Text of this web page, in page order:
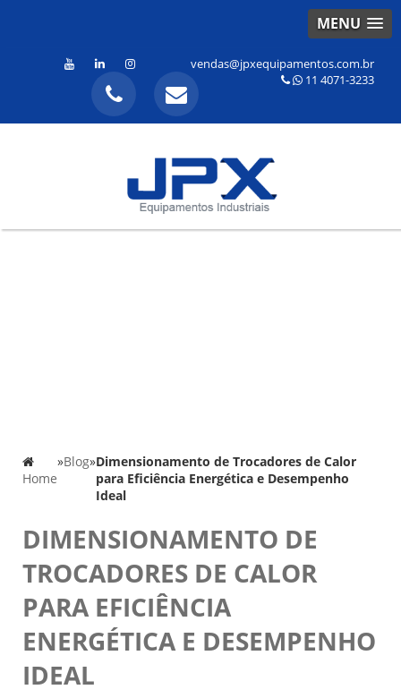
MENU
vendas@jpxequipamentos.com.br
11 4071-3233
Home
»Blog»Dimensionamento de Trocadores de Calor
para Eficiência Energética e Desempenho
Ideal
DIMENSIONAMENTO DE
TROCADORES DE CALOR
PARA EFICIÊNCIA
ENERGÉTICA E DESEMPENHO
IDEAL